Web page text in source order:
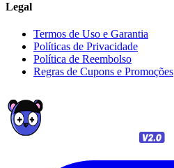
Legal
Termos de Uso e Garantia
Políticas de Privacidade
Política de Reembolso
Regras de Cupons e Promoções